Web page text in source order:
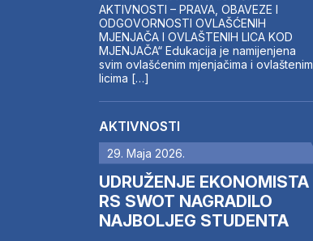
AKTIVNOSTI – PRAVA, OBAVEZE I
ODGOVORNOSTI OVLAŠĆENIH
MJENJAČA I OVLAŠTENIH LICA KOD
MJENJAČA“ Edukacija je namijenjena
svim ovlašćenim mjenjačima i ovlaštenim
licima […]
AKTIVNOSTI
29. Maja 2026.
UDRUŽENJE EKONOMISTA
RS SWOT NAGRADILO
NAJBOLJEG STUDENTA